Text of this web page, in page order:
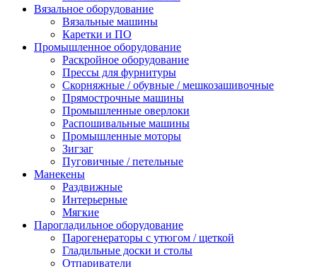
Вязальное оборудование
Вязальные машины
Каретки и ПО
Промышленное оборудование
Раскройное оборудование
Прессы для фурнитуры
Скорняжные / обувные / мешкозашивочные
Прямострочные машины
Промышленные оверлоки
Распошивальные машины
Промышленные моторы
Зигзаг
Пуговичные / петельные
Манекены
Раздвижные
Интерьерные
Мягкие
Парогладильное оборудование
Парогенераторы с утюгом / щеткой
Гладильные доски и столы
Отпариватели